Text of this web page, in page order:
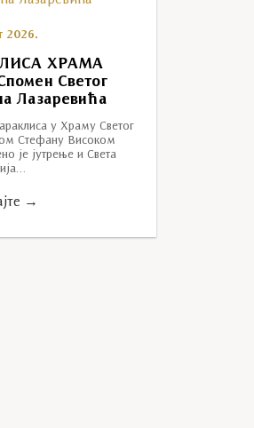
2026.
ХРАМА
Светог
Лазаревића
у Храму Светог
Стефану Високом
је јутрење и Света
→